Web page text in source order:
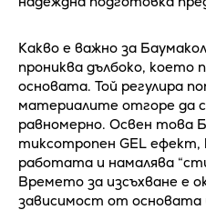
Какво е важно за
прониква дълбоко, което
основата. Той регулира
материалите отгоре да
равномерно. Освен това
тиксотропен GEL ефект,
работата и намалява
Времето за изсъхване е
зависимост от основата